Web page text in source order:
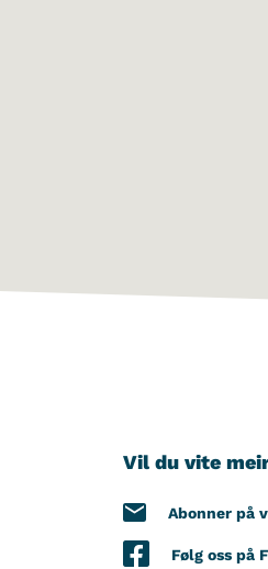
Vil du vite
Abonner på
Følg oss på